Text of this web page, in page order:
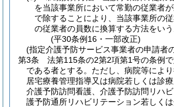
を当該事業所において常勤の従業者
で除することにより、当該事業所の
の従業者の員数に換算する方法をいう
(平30条例16・一部改正)
(指定介護予防サービス事業者の申請者
第3条
法第115条の2第2項第1号の条例
である者とする。 ただし、病院等によ
居宅療養管理指導又は病院若しくは診
介護予防訪問看護、介護予防訪問リハ
護予防通所リハビリテーション若しく